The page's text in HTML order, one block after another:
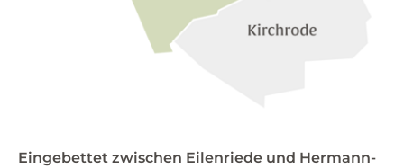
Eingebettet zwischen Eilenriede und Hermann-